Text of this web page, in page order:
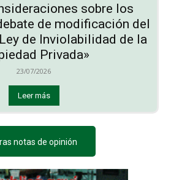
sobre los
de modificación del
de Inviolabilidad de la
Privada»
23/07/2026
Leer más
notas de opinión